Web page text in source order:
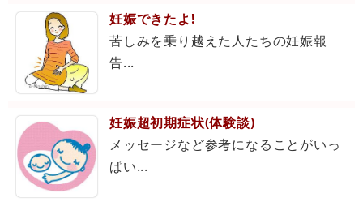
妊娠できたよ!
苦しみを乗り越えた人たちの妊娠報
告...
妊娠超初期症状(体験談)
メッセージなど参考になることがいっ
ぱい...